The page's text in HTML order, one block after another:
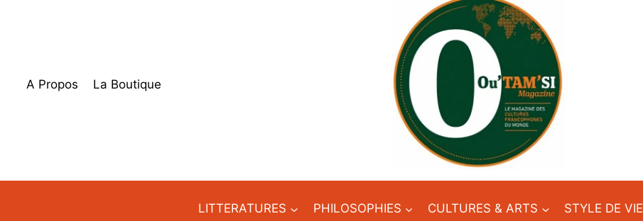
A Propos La Boutique
LITTERATURES PHILOSOPHIES CULTURES & ARTS STYLE DE VIE